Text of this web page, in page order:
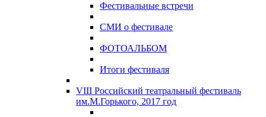
Фестивальные встречи
СМИ о фестивале
ФОТОАЛЬБОМ
Итоги фестиваля
VIII Российский театральный фестиваль
им.М.Горького, 2017 год